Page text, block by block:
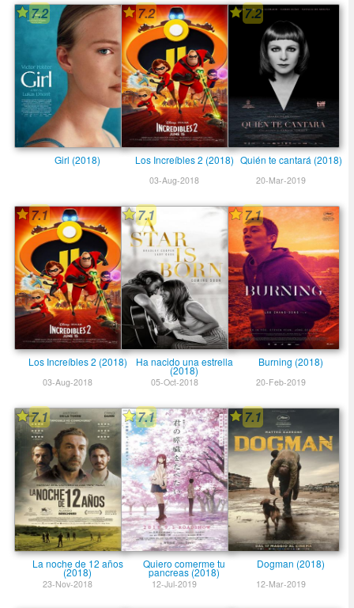
7.2
Girl (2018)
7.2
Los Increí­bles 2 (2018)
03-Aug-2018
7.2
Quién te cantará (2018)
20-Mar-2019
7.1
Los Increíbles 2 (2018)
03-Aug-2018
7.1
Ha nacido una estrella
(2018)
05-Oct-2018
7.1
Burning (2018)
20-Feb-2019
7.1
La noche de 12 años
(2018)
23-Nov-2018
7.1
Quiero comerme tu
pancreas (2018)
12-Jul-2019
7.1
Dogman (2018)
12-Mar-2019